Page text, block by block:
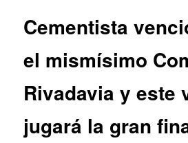
Cementista
el mismísimo
Rivadavia y este
jugará la gran